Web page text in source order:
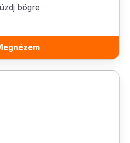
bögre